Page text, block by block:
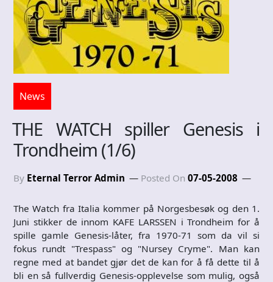
News
THE WATCH spiller Genesis i
Trondheim (1/6)
By Eternal Terror Admin Posted On 07-05-2008
The Watch fra Italia kommer på Norgesbesøk og den 1.
Juni stikker de innom KAFE LARSSEN i Trondheim for å
spille gamle Genesis-låter, fra 1970-71 som da vil si
fokus rundt "Trespass" og "Nursey Cryme". Man kan
regne med at bandet gjør det de kan for å få dette til å
bli en så fullverdig Genesis-opplevelse som mulig, også